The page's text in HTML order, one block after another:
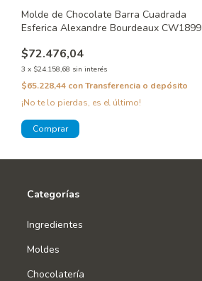
Molde de Chocolate Barra Cuadrada
Esferica Alexandre Bourdeaux CW1899
$72.476,04
3 x $24.158,68 sin interés
$65.228,44 conTransferencia o depósito
¡No te lo pierdas, es el último!
Categorías
Ingredientes
Moldes
Chocolatería